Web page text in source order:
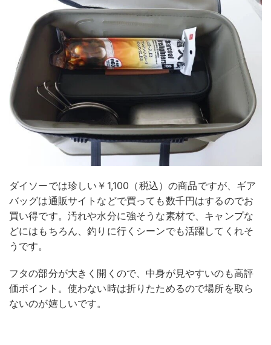
ダイソーでは珍しい￥1,100（税込）の商品ですが、ギア
バッグは通販サイトなどで買っても数千円はするのでお
買い得です。汚れや水分に強そうな素材で、キャンプな
どにはもちろん、釣りに行くシーンでも活躍してくれそ
うです。
フタの部分が大きく開くので、中身が見やすいのも高評
価ポイント。使わない時は折りたためるので場所を取ら
ないのが嬉しいです。